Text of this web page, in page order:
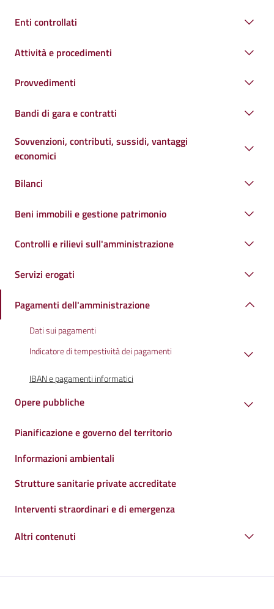
Enti controllati
Attività e procedimenti
Provvedimenti
Bandi di gara e contratti
Sovvenzioni, contributi, sussidi, vantaggi
economici
Bilanci
Beni immobili e gestione patrimonio
Controlli e rilievi sull'amministrazione
Servizi erogati
Pagamenti dell'amministrazione
Dati sui pagamenti
Indicatore di tempestività dei pagamenti
IBAN e pagamenti informatici
Opere pubbliche
Pianificazione e governo del territorio
Informazioni ambientali
Strutture sanitarie private accreditate
Interventi straordinari e di emergenza
Altri contenuti